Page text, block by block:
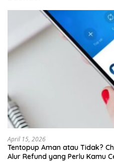
April 15, 2026
Tentopup Aman atau Tidak?
Alur Refund yang Perlu Kamu